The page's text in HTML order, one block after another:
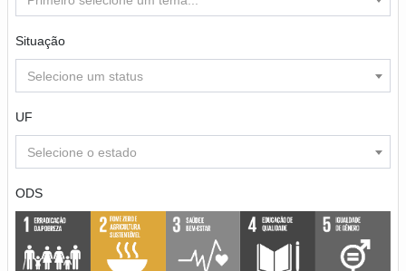
Situação
Selecione um status
UF
Selecione o estado
ODS